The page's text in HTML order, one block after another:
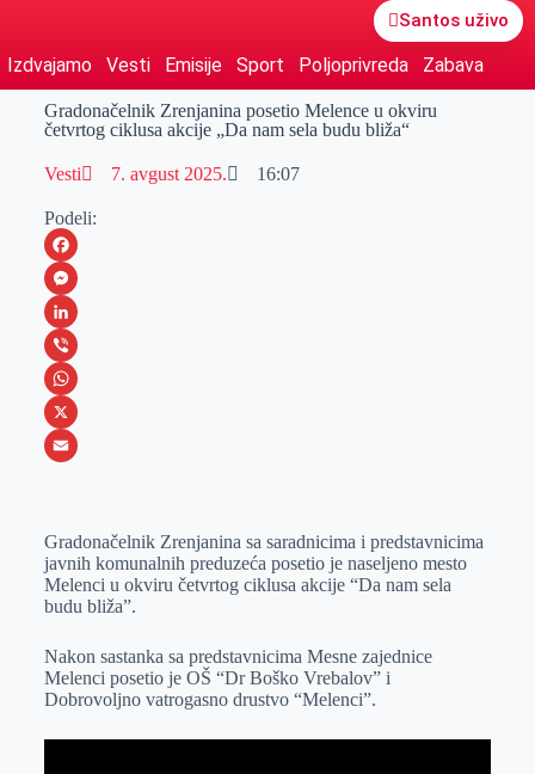
Santos uživo
Izdvajamo Vesti Emisije Sport Poljoprivreda Zabava
Gradonačelnik Zrenjanina posetio Melence u okviru
četvrtog ciklusa akcije „Da nam sela budu bliža“
Vesti 7. avgust 2025. 16:07
Podeli:
F
a
c
e
b
o
M
e
s
s
e
e
r
L
i
n
k
I
n
V
i
b
W
h
s
A
p
p
X
a
i
l
Gradonačelnik Zrenjanina sa saradnicima i predstavnicima
javnih komunalnih preduzeća posetio je naseljeno mesto
Melenci u okviru četvrtog ciklusa akcije “Da nam sela
budu bliža”.
Nakon sastanka sa predstavnicima Mesne zajednice
Melenci posetio je OŠ “Dr Boško Vrebalov” i
Dobrovoljno vatrogasno drustvo “Melenci”.